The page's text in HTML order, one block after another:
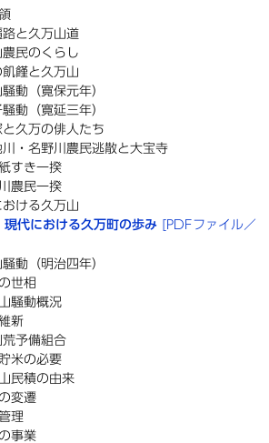
久万山道
のくらし
と久万山
（寛保元年）
（寛延三年）
万の俳人たち
名野川農民逃散と大宝寺
き一揆
民一揆
る久万山
現代における久万町の歩み [PDFファイル／
（明治四年）
相
動概況
備組合
の必要
の由来
遷
業